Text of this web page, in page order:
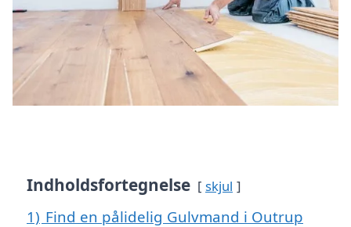
Indholdsfortegnelse skjul
1) Find en pålidelig Gulvmand i Outrup